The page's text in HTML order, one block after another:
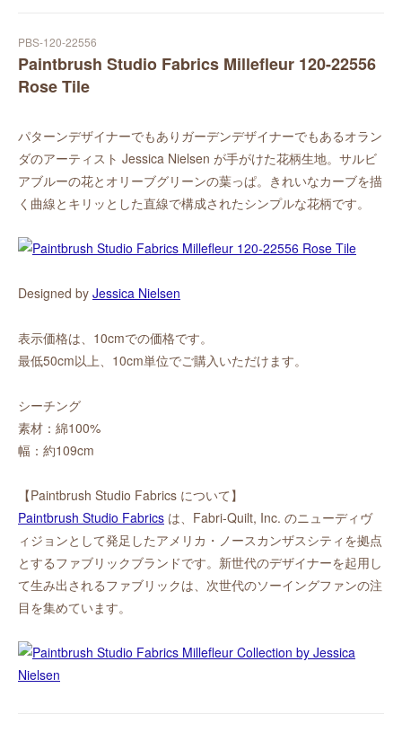
PBS-120-22556
Paintbrush Studio Fabrics Millefleur 120-22556
Rose Tile
パターンデザイナーでもありガーデンデザイナーでもあるオラン
ダのアーティスト Jessica Nielsen が手がけた花柄生地。サルビ
アブルーの花とオリーブグリーンの葉っぱ。きれいなカーブを描
く曲線とキリッとした直線で構成されたシンプルな花柄です。
Designed by Jessica Nielsen
表示価格は、10cmでの価格です。
最低50cm以上、10cm単位でご購入いただけます。
シーチング
素材：綿100%
幅：約109cm
【Paintbrush Studio Fabrics について】
Paintbrush Studio Fabrics は、Fabri-Quilt, Inc. のニューディヴ
ィジョンとして発足したアメリカ・ノースカンザスシティを拠点
とするファブリックブランドです。新世代のデザイナーを起用し
て生み出されるファブリックは、次世代のソーイングファンの注
目を集めています。